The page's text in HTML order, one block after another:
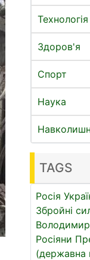
Технологія
Здоров'я
Спорт
Наука
TAGS
Росія
Збройні
Росіяни
(державна